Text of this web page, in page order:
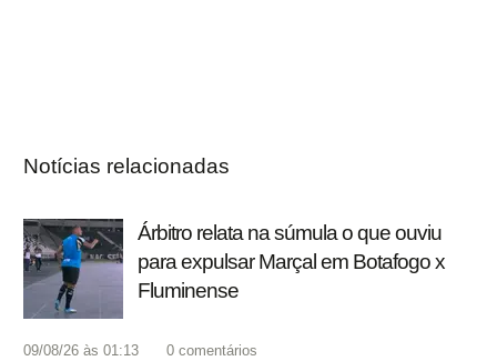
Notícias relacionadas
Árbitro relata na súmula o que ouviu
para expulsar Marçal em Botafogo x
Fluminense
09/08/26 às 01:13 0 comentários